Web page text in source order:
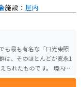
も最も有名な「日光東照
は、そのほとんどが寛永1
られたものです。 境内に
並び、その豪華絢爛な美
施設： 屋内